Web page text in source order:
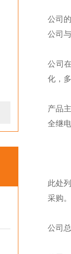
公司
公司
公司
化，
产品
全继
此处
采购。
公司